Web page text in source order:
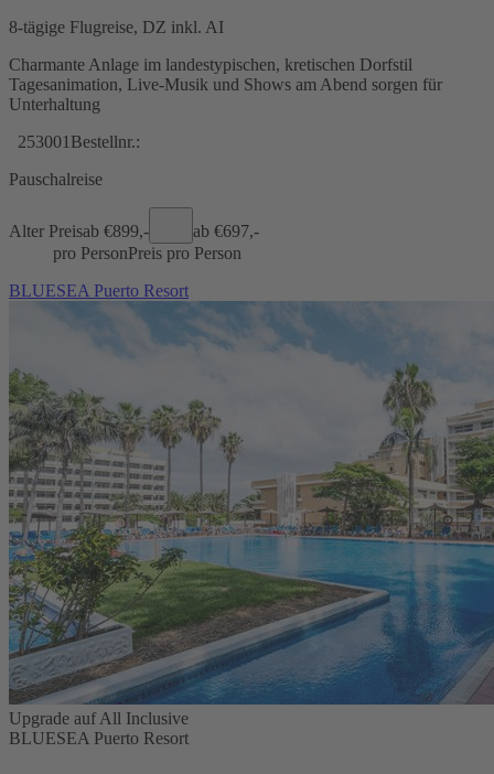
8-tägige Flugreise, DZ inkl. AI
Charmante Anlage im landestypischen, kretischen Dorfstil
Tagesanimation, Live-Musik und Shows am Abend sorgen für
Unterhaltung
253001 Bestellnr.:
Pauschalreise
Alter Preisab €899,- ab €697,-
pro PersonPreis pro Person
BLUESEA Puerto Resort
Upgrade auf All Inclusive
BLUESEA Puerto Resort